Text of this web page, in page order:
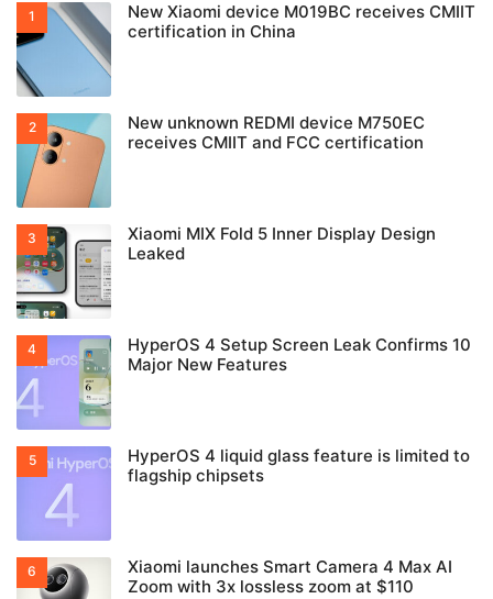
New Xiaomi device M019BC receives CMIIT
certification in China
New unknown REDMI device M750EC
receives CMIIT and FCC certification
Xiaomi MIX Fold 5 Inner Display Design
Leaked
HyperOS 4 Setup Screen Leak Confirms 10
Major New Features
HyperOS 4 liquid glass feature is limited to
flagship chipsets
Xiaomi launches Smart Camera 4 Max AI
Zoom with 3x lossless zoom at $110